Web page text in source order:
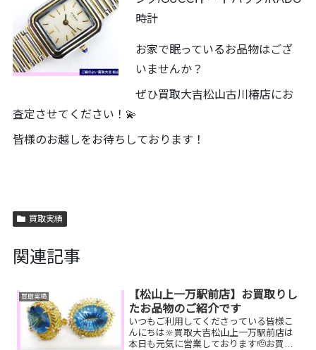
時計
お家で眠っているお品物はござ
いませんか？
ぜひ買取大吉松山古川椿店にお
査定させてください！💫
皆様のお越しをお待ちしております！
買取実績
関連記事
買取実績
【松山上一万駅前店】お買取りし
たお品物のご紹介です
いつもご利用してくださっている皆様こ
んにちは🔆買取大吉松山上一万駅前店は
本日も元気に営業しております🫡お買取